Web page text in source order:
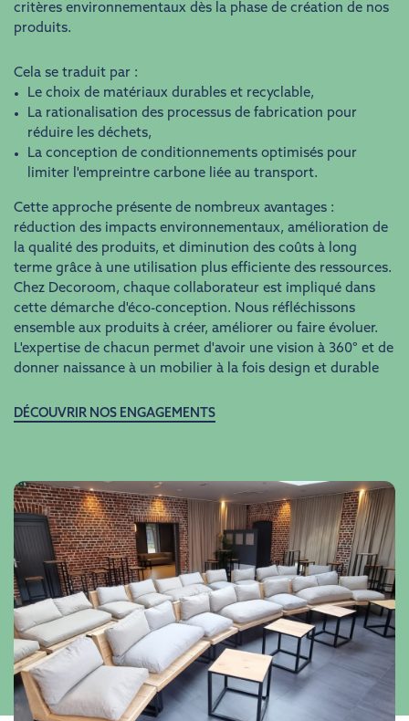
critères environnementaux dès la phase de création de nos
produits.
Cela se traduit par :
Le choix de matériaux durables et recyclable,
La rationalisation des processus de fabrication pour
réduire les déchets,
La conception de conditionnements optimisés pour
limiter l'empreintre carbone liée au transport.
Cette approche présente de nombreux avantages :
réduction des impacts environnementaux, amélioration de
la qualité des produits, et diminution des coûts à long
terme grâce à une utilisation plus efficiente des ressources.
Chez Decoroom, chaque collaborateur est impliqué dans
cette démarche d'éco-conception. Nous réfléchissons
ensemble aux produits à créer, améliorer ou faire évoluer.
L'expertise de chacun permet d'avoir une vision à 360° et de
donner naissance à un mobilier à la fois design et durable
DÉCOUVRIR NOS ENGAGEMENTS